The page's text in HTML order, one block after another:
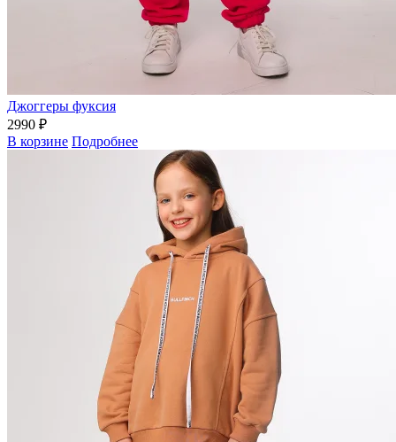
Джоггеры фуксия
2990 ₽
В корзине Подробнее